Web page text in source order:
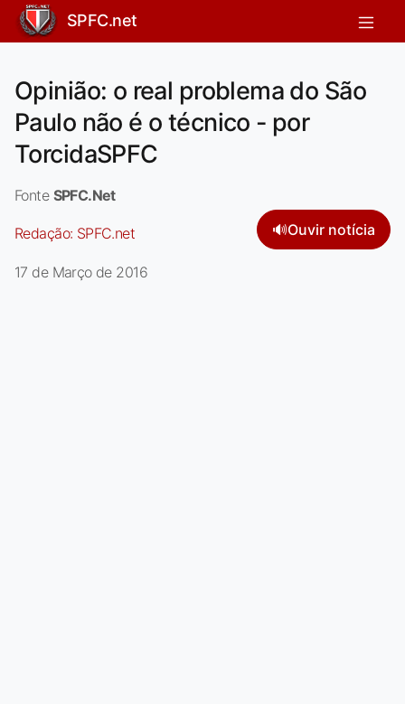
SPFC.net
Opinião: o real problema do São
Paulo não é o técnico - por
TorcidaSPFC
Fonte SPFC.Net
Redação: SPFC.net 🔊Ouvir notícia
17 de Março de 2016